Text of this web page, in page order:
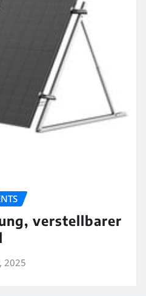
verstellbarer
2025